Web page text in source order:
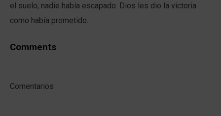
el suelo; nadie había escapado. Dios les dio la victoria
como había prometido.
Comments
Comentarios